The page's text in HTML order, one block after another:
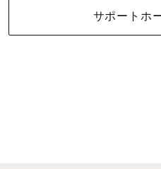
サポートホ